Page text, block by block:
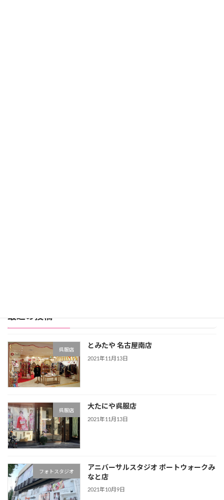
最近の投稿
呉服店
とみたや 名古屋南店
2021年11月13日
呉服店
大たにや呉服店
2021年11月13日
フォトスタジオ
アニバーサルスタジオ ポートウォークみ
なと店
2021年10月9日